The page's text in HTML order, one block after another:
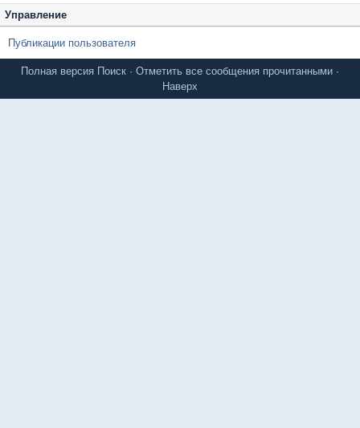
Управление
Публикации пользователя
Полная версия Поиск · Отметить все сообщения прочитанными ·
Наверх